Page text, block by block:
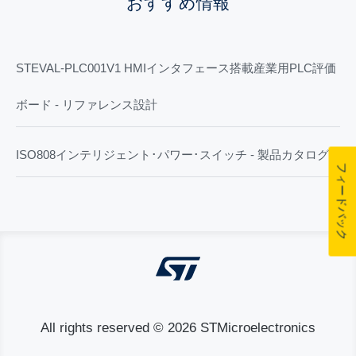
STEVAL-PLC001V1 HMIインタフェース搭載産業用PLC評価
ボード - リファレンス設計
ISO808インテリジェント･パワー･スイッチ - 製品カタログ
All rights reserved © 2026 STMicroelectronics
フィードバック